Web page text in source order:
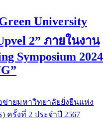
University
2” ภายในงาน
Symposium 2024